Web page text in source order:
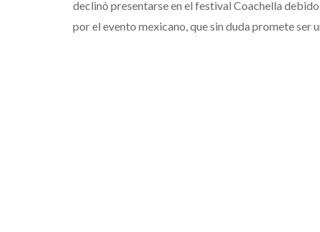
declinó presentarse en el festival Coachella
por el evento mexicano, que sin duda promete ser